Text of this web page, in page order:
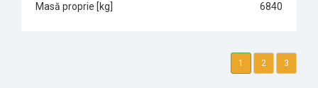
Masă proprie [kg]
6840
1 2 3